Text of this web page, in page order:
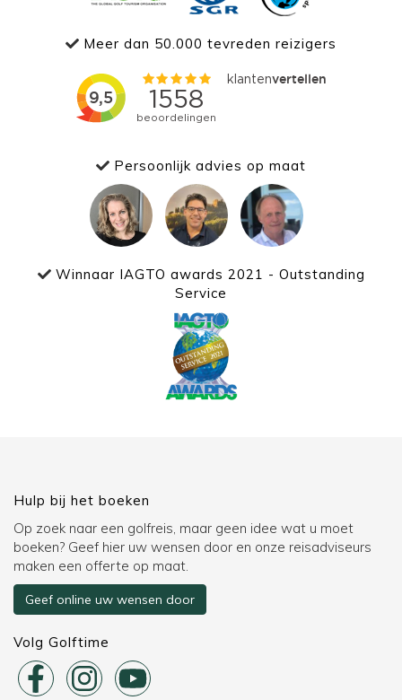
Meer dan 50.000 tevreden reizigers
Persoonlijk advies op maat
Winnaar IAGTO awards 2021 - Outstanding
Service
Hulp bij het boeken
Op zoek naar een golfreis, maar geen idee wat u moet
boeken? Geef hier uw wensen door en onze reisadviseurs
maken een offerte op maat.
Geef online uw wensen door
Volg Golftime